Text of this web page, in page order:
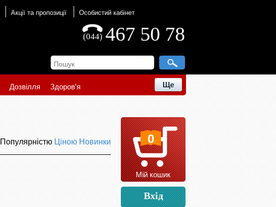
Акції та пропозиції Особистий кабінет
467 50 78
(044)
Дозвілля Здоров'я Ще
Популярністю Ціною Новинки 0
Мій кошик
Вхід